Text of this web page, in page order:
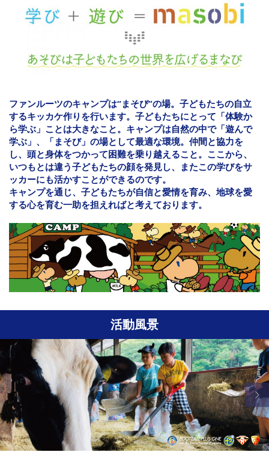
ファンルーツのキャンプは“まそび”の場。子どもたちの自立
するキッカケ作りを行います。子どもたちにとって「体験か
ら学ぶ」ことは大きなこと。キャンプは自然の中で「遊んで
学ぶ」、「まそび」の場として最適な環境。仲間と協力を
し、頭と身体をつかって困難を乗り越えること。ここから、
いつもとは違う子どもたちの顔を発見し、またこの学びをサ
ッカーにも活かすことができるのです。
キャンプを通じ、子どもたちが自信と愛情を育み、地球を愛
する心を育む一助を担えればと考えております。
活動風景
